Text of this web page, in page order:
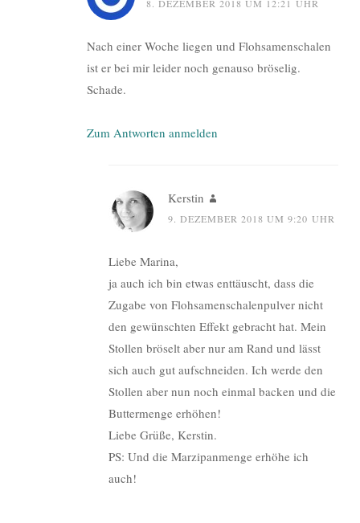
8. DEZEMBER 2018 UM 12:21 UHR
Nach einer Woche liegen und Flohsamenschalen
ist er bei mir leider noch genauso bröselig.
Schade.
Zum Antworten anmelden
Kerstin
9. DEZEMBER 2018 UM 9:20 UHR
Liebe Marina,
ja auch ich bin etwas enttäuscht, dass die
Zugabe von Flohsamenschalenpulver nicht
den gewünschten Effekt gebracht hat. Mein
Stollen bröselt aber nur am Rand und lässt
sich auch gut aufschneiden. Ich werde den
Stollen aber nun noch einmal backen und die
Buttermenge erhöhen!
Liebe Grüße, Kerstin.
PS: Und die Marzipanmenge erhöhe ich
auch!